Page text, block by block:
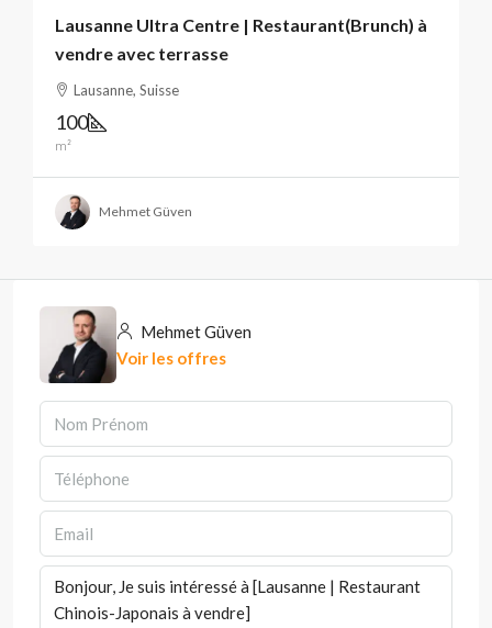
Lausanne Ultra Centre | Restaurant(Brunch) à
vendre avec terrasse
Lausanne, Suisse
100
m²
Mehmet Güven
Mehmet Güven
Voir les offres